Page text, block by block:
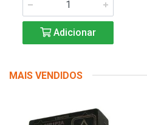
Adicionar
MAIS VENDIDOS